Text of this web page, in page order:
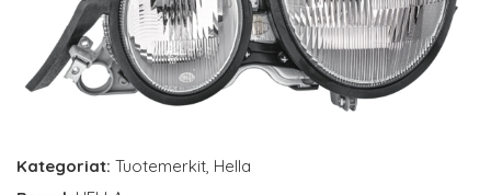
Kategoriat: Tuotemerkit Hella